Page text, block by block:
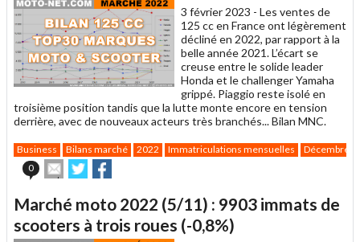
3 février 2023 - Les ventes de
125 cc en France ont légèrement
décliné en 2022, par rapport à la
belle année 2021. L’écart se
creuse entre le solide leader
Honda et le challenger Yamaha
grippé. Piaggio reste isolé en
troisième position tandis que la lutte monte encore en tension
derrière, avec de nouveaux acteurs très branchés... Bilan MNC.
Business Bilans marché 2022 Immatriculations mensuelles
Décembre
0
Envoyer
cet
à
un
ami
Partager
sur sur
Marché moto 2022 (5/11) : 9903 immats de
scooters à trois roues (-0,8%)